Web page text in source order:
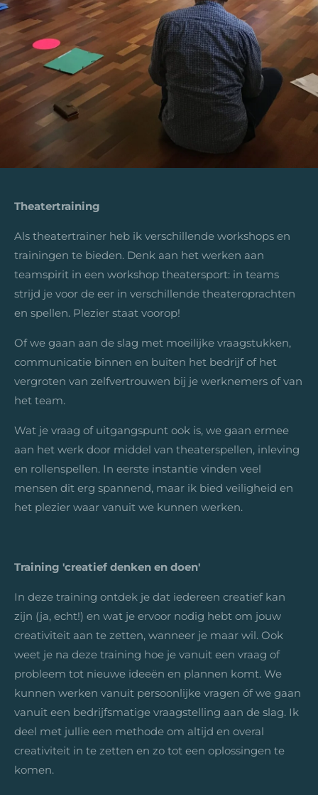
Theatertraining
Als theatertrainer heb ik verschillende workshops en
trainingen te bieden. Denk aan het werken aan
teamspirit in een workshop theatersport: in teams
strijd je voor de eer in verschillende theateroprachten
en spellen. Plezier staat voorop!
Of we gaan aan de slag met moeilijke vraagstukken,
communicatie binnen en buiten het bedrijf of het
vergroten van zelfvertrouwen bij je werknemers of van
het team.
Wat je vraag of uitgangspunt ook is, we gaan ermee
aan het werk door middel van theaterspellen, inleving
en rollenspellen. In eerste instantie vinden veel
mensen dit erg spannend, maar ik bied veiligheid en
het plezier waar vanuit we kunnen werken.
Training 'creatief denken en doen'
In deze training ontdek je dat iedereen creatief kan
zijn (ja, echt!) en wat je ervoor nodig hebt om jouw
creativiteit aan te zetten, wanneer je maar wil. Ook
weet je na deze training hoe je vanuit een vraag of
probleem tot nieuwe ideeën en plannen komt. We
kunnen werken vanuit persoonlijke vragen óf we gaan
vanuit een bedrijfsmatige vraagstelling aan de slag. Ik
deel met jullie een methode om altijd en overal
creativiteit in te zetten en zo tot een oplossingen te
komen.